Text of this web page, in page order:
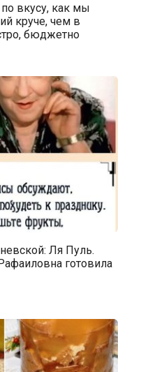
вкусу, как мы
круче, чем в
бюджетно
Ля Пуль.
готовила